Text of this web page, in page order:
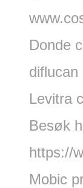
Donde
diflucan
Levitra
Besøk
https://
Mobic